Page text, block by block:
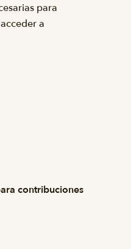
para
a
contribuciones